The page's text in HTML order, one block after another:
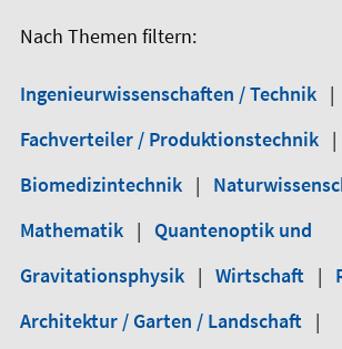
Nach Themen filtern:
Ingenieurwissenschaften / Technik |
Fachverteiler / Produktionstechnik |
Biomedizintechnik |
Mathematik | Quantenoptik und
Gravitationsphysik | Wirtschaft |
Architektur / Garten / Landschaft |